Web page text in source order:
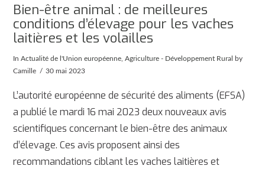
Bien-être animal : de meilleures
conditions d’élevage pour les vaches
laitières et les volailles
InActualité de l'Union européenne ,Agriculture - Développement Rural
by
Camille
30 mai 2023
L’autorité européenne de sécurité des aliments (EFSA)
a publié le mardi 16 mai 2023 deux nouveaux avis
scientifiques concernant le bien-être des animaux
d’élevage. Ces avis proposent ainsi des
recommandations ciblant les vaches laitières et